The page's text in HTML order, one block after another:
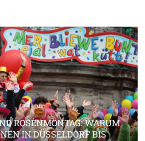
ROSENMONTAG: WARUM
IN DÜSSELDORF BIS